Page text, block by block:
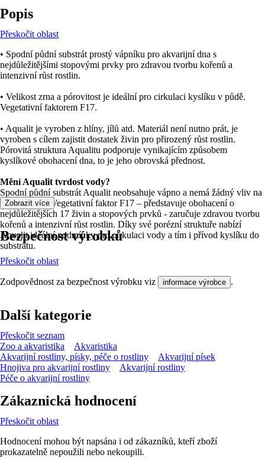
Popis
Přeskočit oblast
• Spodní půdní substrát prostý vápníku pro akvarijní dna s
nejdůležitějšími stopovými prvky pro zdravou tvorbu kořenů a
intenzivní růst rostlin.
• Velikost zrna a pórovitost je ideální pro cirkulaci kyslíku v půdě.
Vegetativní faktorem F17.
• Aqualit je vyroben z hlíny, jílů atd. Materiál není nutno prát, je
vyroben s cílem zajistit dostatek živin pro přirozený růst rostlin.
Pórovitá struktura Aqualitu podporuje vynikajícím způsobem
kyslíkové obohacení dna, to je jeho obrovská přednost.
Mění Aqualit tvrdost vody?
Spodní půdní substrát Aqualit neobsahuje vápno a nemá žádný vliv na
tvrdost vody. Vegetativní faktor F17 – představuje obohacení o
nejdůležitějších 17 živin a stopových prvků - zaručuje zdravou tvorbu
kořenů a intenzivní růst rostlin. Díky své porézní struktuře nabízí
Aqualit ideální podmínky pro cirkulaci vody a tím i přívod kyslíku do
substrátu.
Zobrazit více
Bezpečnost výrobků
Přeskočit oblast
Zodpovědnost za bezpečnost výrobku viz informace výrobce .
Další kategorie
Přeskočit seznam
Zoo a akvaristika
Akvaristika
Akvarijní rostliny, písky, péče o rostliny
Akvarijní písek
Hnojiva pro akvarijní rostliny
Akvarijní rostliny
Péče o akvarijní rostliny
Zákaznická hodnocení
Přeskočit oblast
Hodnocení mohou být napsána i od zákazníků, kteří zboží
prokazatelně nepoužili nebo nekoupili.